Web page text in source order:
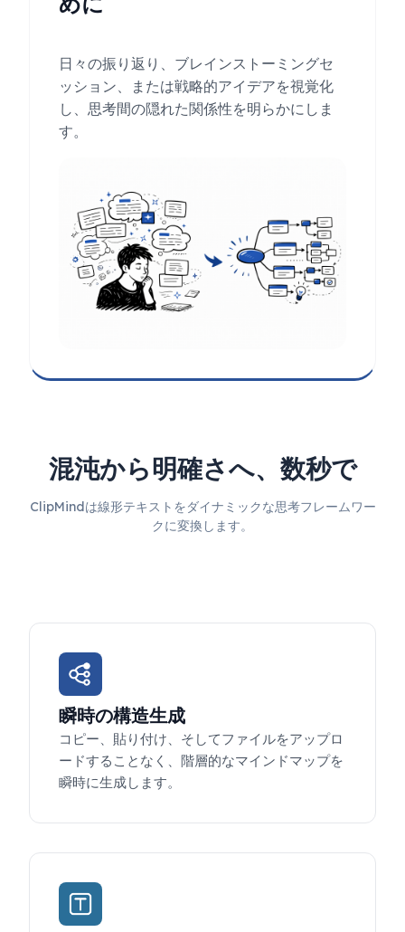
日々の振り返り、ブレインストーミングセ
ッション、または戦略的アイデアを視覚化
し、思考間の隠れた関係性を明らかにしま
す。
混沌から明確さへ、数秒で
ClipMindは線形テキストをダイナミックな思考フレームワー
クに変換します。
瞬時の構造生成
コピー、貼り付け、そしてファイルをアップロ
ードすることなく、階層的なマインドマップを
瞬時に生成します。